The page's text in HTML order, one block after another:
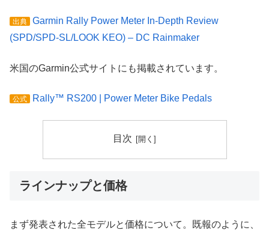
出典
Garmin Rally Power Meter In-Depth Review
(SPD/SPD-SL/LOOK KEO) – DC Rainmaker
米国のGarmin公式サイトにも掲載されています。
公式 Rally™ RS200 | Power Meter Bike Pedals
目次
ラインナップと価格
まず発表された全モデルと価格について。既報のように、